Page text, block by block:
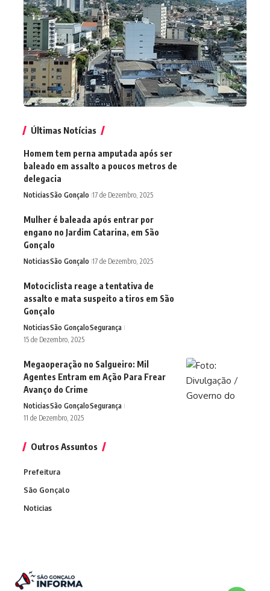
Últimas Notícias
Homem tem perna amputada após ser
baleado em assalto a poucos metros de
delegacia
NoticiasSão Gonçalo 17 de Dezembro, 2025
Mulher é baleada após entrar por
engano no Jardim Catarina, em São
Gonçalo
NoticiasSão Gonçalo 17 de Dezembro, 2025
Motociclista reage a tentativa de
assalto e mata suspeito a tiros em São
Gonçalo
NoticiasSão GonçaloSegurança
15 de Dezembro, 2025
Megaoperação no Salgueiro: Mil
Agentes Entram em Ação Para Frear
Avanço do Crime
NoticiasSão GonçaloSegurança
11 de Dezembro, 2025
Outros Assuntos
Prefeitura
São Gonçalo
Noticias